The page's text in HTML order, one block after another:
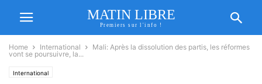
MATIN LIBRE
Premiers sur l'info !
Home International
Mali: Après la dissolution des partis, les réformes
vont se poursuivre, la...
International